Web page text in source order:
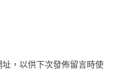
，以供下次發佈留言時使